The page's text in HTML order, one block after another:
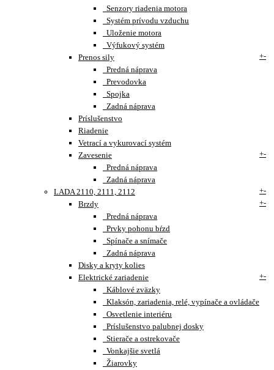
Senzory riadenia motora
Systém prívodu vzduchu
Uloženie motora
Výfukový systém
Prenos sily
+-
Predná náprava
Prevodovka
Spojka
Zadná náprava
Príslušenstvo
Riadenie
Vetrací a vykurovací systém
Zavesenie
+-
Predná náprava
Zadná náprava
LADA 2110, 2111, 2112
+-
Brzdy
+-
Predná náprava
Prvky pohonu bŕzd
Spínače a snímače
Zadná náprava
Disky a kryty kolies
Elektrické zariadenie
+-
Káblové zväzky
Klaksón, zariadenia, relé, vypínače a ovládače
Osvetlenie interiéru
Príslušenstvo palubnej dosky
Stierače a ostrekovače
Vonkajšie svetlá
Žiarovky